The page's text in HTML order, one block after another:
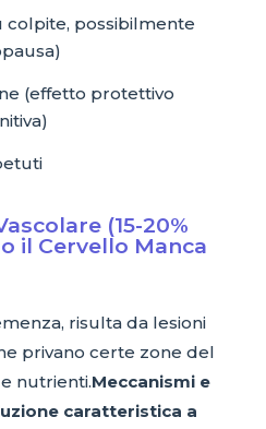
colpite, possibilmente
(effetto protettivo
(15-20%
il Cervello Manca
risulta da lesioni
privano certe zone del
nutrienti.Meccanismi e
caratteristica a